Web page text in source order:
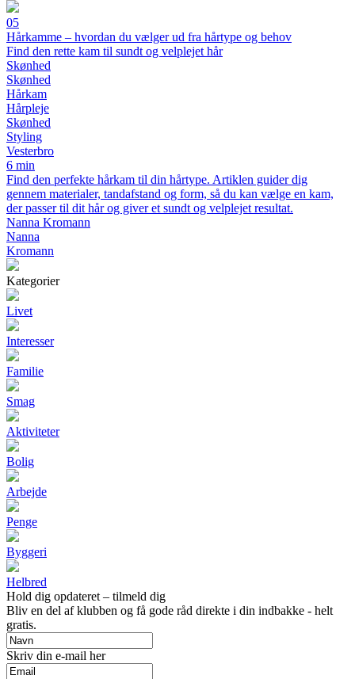
05
Hårkamme – hvordan du vælger ud fra hårtype og behov
Find den rette kam til sundt og velplejet hår
Skønhed
Skønhed
Hårkam
Hårpleje
Skønhed
Styling
Vesterbro
6 min
Find den perfekte hårkam til din hårtype. Artiklen guider dig
gennem materialer, tandafstand og form, så du kan vælge en kam,
der passer til dit hår og giver et sundt og velplejet resultat.
Nanna Kromann
Nanna
Kromann
Kategorier
Livet
Interesser
Familie
Smag
Aktiviteter
Bolig
Arbejde
Penge
Byggeri
Helbred
Hold dig opdateret – tilmeld dig
Bliv en del af klubben og få gode råd direkte i din indbakke - helt
gratis.
Skriv din e-mail her